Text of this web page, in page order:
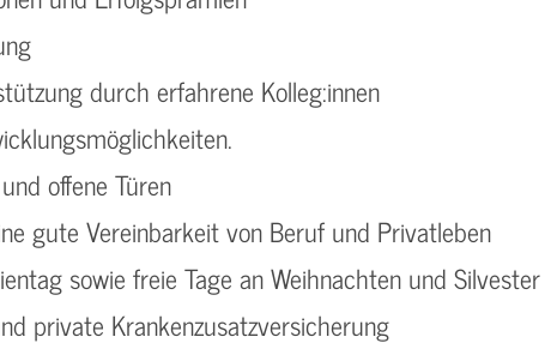
durch erfahrene Kolleg:innen
offene Türen
gute Vereinbarkeit von Beruf und Privatleben
sowie freie Tage an Weihnachten und Silvester
private Krankenzusatzversicherung